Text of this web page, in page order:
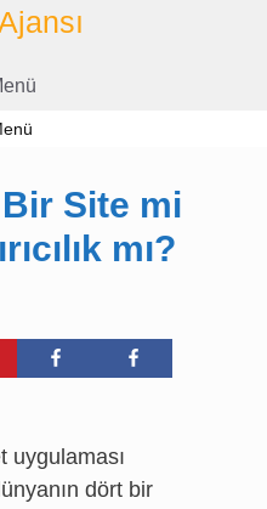
Site mi
mı?
uygulaması
dört bir